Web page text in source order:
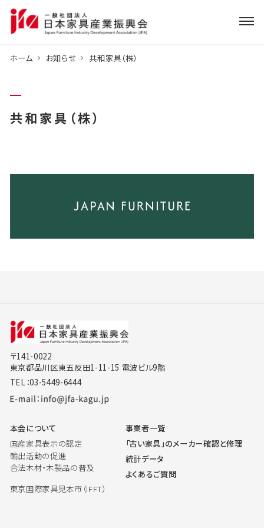
ホーム お知らせ 共和家具（株）
共和家具（株）
〒141-0022
東京都品川区東五反田1-11-15 電波ビル9階
TEL：03-5449-6444
本会について
国産家具表示の認定
輸出活動の促進
合法木材・木製品の普及
東京国際家具見本市（IFFT）
事業者一覧
「古い家具」のメーカー確認と修理
統計データ
よくあるご質問